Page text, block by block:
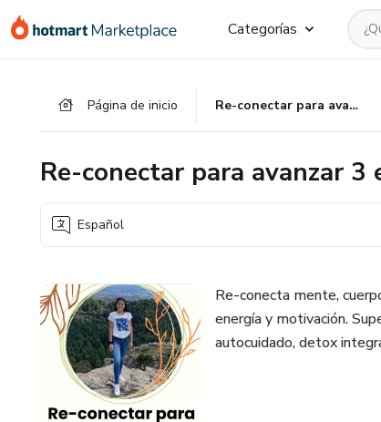
Categorías
Página de inicio Re-conectar para avanzar 3 en 30
Re-conectar para avanzar 3
Español
Re-conecta mente,
energía y motivación.
autocuidado, detox